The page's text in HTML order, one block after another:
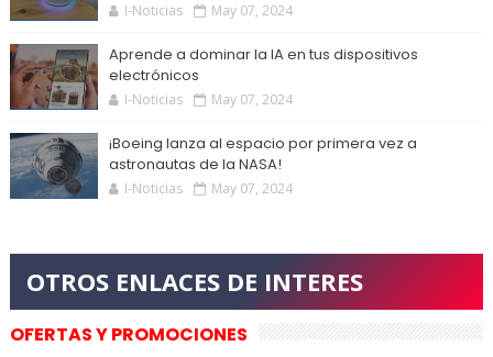
I-Noticias May 07, 2024
Aprende a dominar la IA en tus dispositivos
electrónicos
I-Noticias May 07, 2024
¡Boeing lanza al espacio por primera vez a
astronautas de la NASA!
I-Noticias May 07, 2024
OFERTAS Y PROMOCIONES